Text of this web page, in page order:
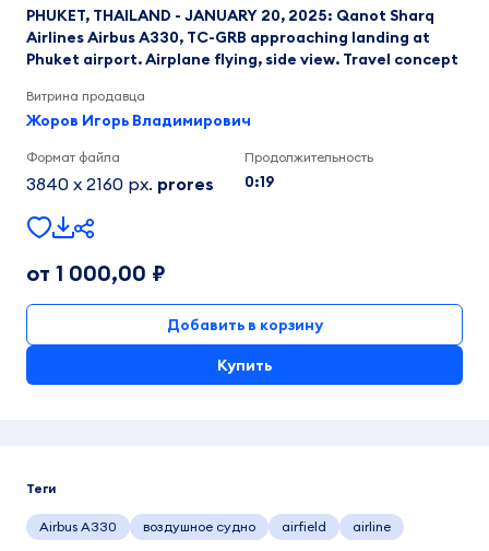
PHUKET, THAILAND - JANUARY 20, 2025: Qanot Sharq
Airlines Airbus A330, TC-GRB approaching landing at
Phuket airport. Airplane flying, side view. Travel concept
Витрина продавца
Жоров Игорь Владимирович
Формат файла
3840 x 2160 px. prores
Продолжительность
0:19
от 1 000,00 ₽
Добавить в корзину
Купить
Теги
Airbus A330 воздушное судно airfield airline